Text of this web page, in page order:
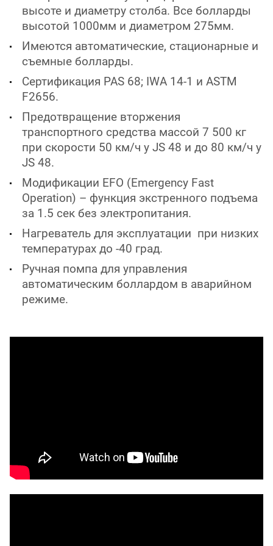
высоте и диаметру столба. Все болларды
высотой 1000мм и диаметром 275мм.
Имеются автоматические, стационарные и
съемные болларды.
Сертификация PAS 68; IWA 14-1 и ASTM
F2656.
Предотвращение вторжения
транспортного средства массой 7 500 кг
при скорости 50 км/ч у JS 48 и до 80 км/ч у
JS 48.
Модификации EFO (Emergency Fast
Operation) – функция экстренного подъема
за 1.5 сек без электропитания.
Нагреватель для эксплуатации при низких
температурах до -40 град.
Ручная помпа для управления
автоматическим боллардом в аварийном
режиме.